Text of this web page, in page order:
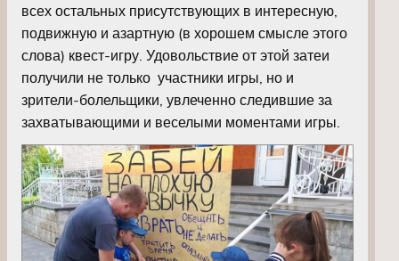
всех остальных присутствующих в интересную,
подвижную и азартную (в хорошем смысле этого
слова) квест-игру. Удовольствие от этой затеи
получили не только участники игры, но и
зрители-болельщики, увлеченно следившие за
захватывающими и веселыми моментами игры.